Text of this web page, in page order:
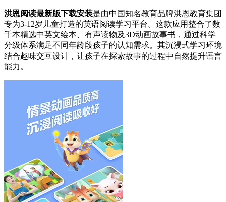
洪恩阅读最新版下载安装是由中国知名教育品牌洪恩教育集团
专为3-12岁儿童打造的英语阅读学习平台。这款应用整合了数
千本精选中英文绘本、有声读物及3D动画故事书，通过科学
分级体系满足不同年龄段孩子的认知需求。其沉浸式学习环境
结合趣味交互设计，让孩子在探索故事的过程中自然提升语言
能力。